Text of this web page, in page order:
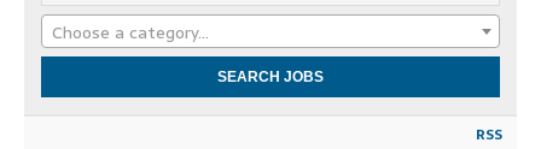
Choose a category…
RSS